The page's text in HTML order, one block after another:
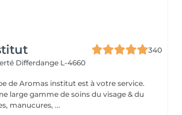
340
Differdange L-4660
de Aromas institut est à votre service.
large gamme de soins du visage & du
manucures, ...